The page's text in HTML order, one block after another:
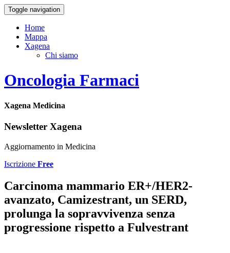
Toggle navigation
Home
Mappa
Xagena
Chi siamo
Oncologia Farmaci
Xagena Medicina
Newsletter Xagena
Aggiornamento in Medicina
Iscrizione Free
Carcinoma mammario ER+/HER2-
avanzato, Camizestrant, un SERD,
prolunga la sopravvivenza senza
progressione rispetto a Fulvestrant